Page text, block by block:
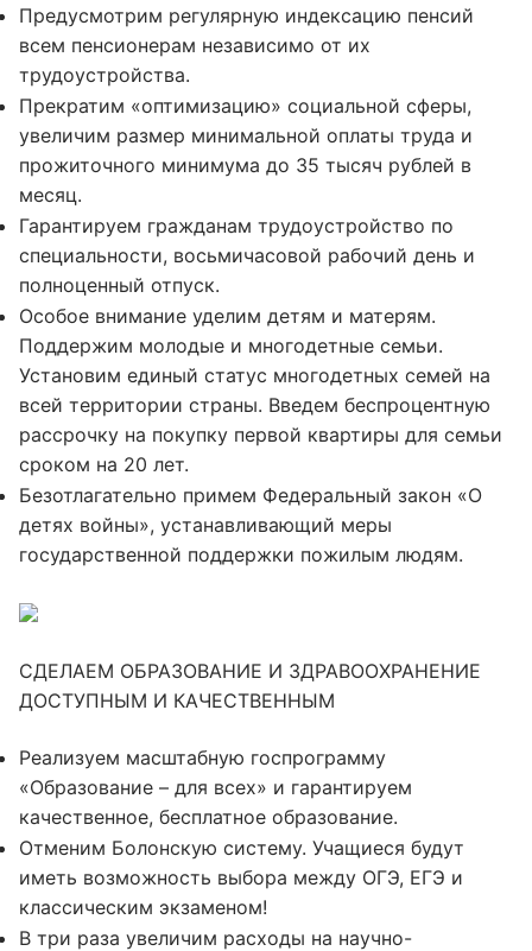
Предусмотрим регулярную индексацию пенсий
всем пенсионерам независимо от их
трудоустройства.
Прекратим «оптимизацию» социальной сферы,
увеличим размер минимальной оплаты труда и
прожиточного минимума до 35 тысяч рублей в
месяц.
Гарантируем гражданам трудоустройство по
специальности, восьмичасовой рабочий день и
полноценный отпуск.
Особое внимание уделим детям и матерям.
Поддержим молодые и многодетные семьи.
Установим единый статус многодетных семей на
всей территории страны. Введем беспроцентную
рассрочку на покупку первой квартиры для семьи
сроком на 20 лет.
Безотлагательно примем Федеральный закон «О
детях войны», устанавливающий меры
государственной поддержки пожилым людям.
СДЕЛАЕМ ОБРАЗОВАНИЕ И ЗДРАВООХРАНЕНИЕ
ДОСТУПНЫМ И КАЧЕСТВЕННЫМ
Реализуем масштабную госпрограмму
«Образование – для всех» и гарантируем
качественное, бесплатное образование.
Отменим Болонскую систему. Учащиеся будут
иметь возможность выбора между ОГЭ, ЕГЭ и
классическим экзаменом!
В три раза увеличим расходы на научно-